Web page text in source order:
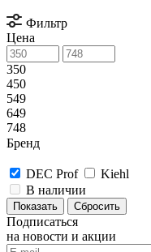
Фильтр
Цена
350
450
549
649
748
Бренд
DEC Prof
Kiehl
В наличии
Сбросить
Подписаться
на новости и акции